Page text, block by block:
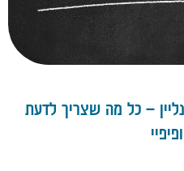
– כל מה שצריך לדעת